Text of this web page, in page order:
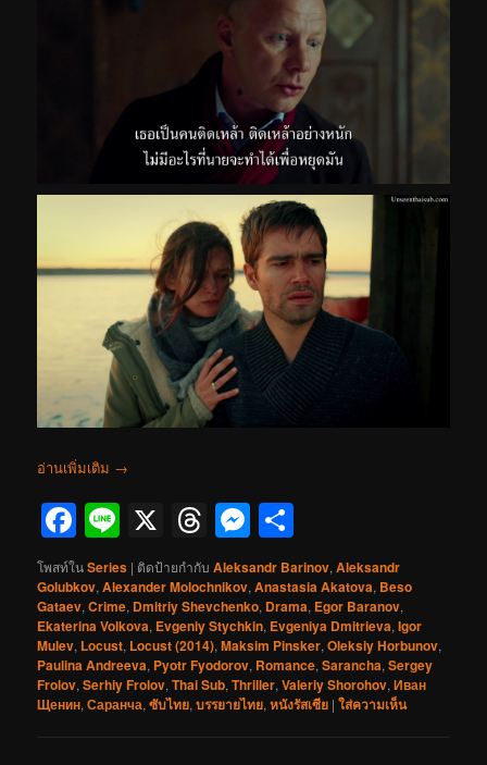
อ่านเพิ่มเติม →
Facebook
Line
X Threads
Messenger
โพสท์ในSeries | ติดป้ายกำกับ Aleksandr Barinov,Aleksandr
Golubkov,Alexander Molochnikov,Anastasia Akatova, Beso
Gataev,Crime, Dmitriy Shevchenko, Drama, Egor Baranov,
Ekaterina Volkova, Evgeniy Stychkin, Evgeniya Dmitrieva,Igor
Mulev, Locust, Locust (2014),Maksim Pinsker,Oleksiy Horbunov,
Paulina Andreeva, Pyotr Fyodorov, Romance,Sarancha,Sergey
Frolov,Serhiy Frolov,Thai Sub,Thriller,Valeriy Shorohov,Иван
Щенин,Саранча,ซับไทย,บรรยายไทย,หนังรัสเซีย |ใส่ความเห็น